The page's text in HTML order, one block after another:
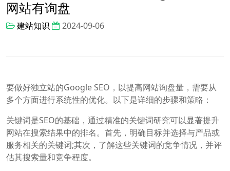
网站有询盘
建站知识 2024-09-06
要做好独立站的Google SEO，以提高网站询盘量，需要从
多个方面进行系统性的优化。以下是详细的步骤和策略：
关键词是SEO的基础，通过精准的关键词研究可以显著提升
网站在搜索结果中的排名。首先，明确目标并选择与产品或
服务相关的关键词;其次，了解这些关键词的竞争情况，并评
估其搜索量和竞争程度。